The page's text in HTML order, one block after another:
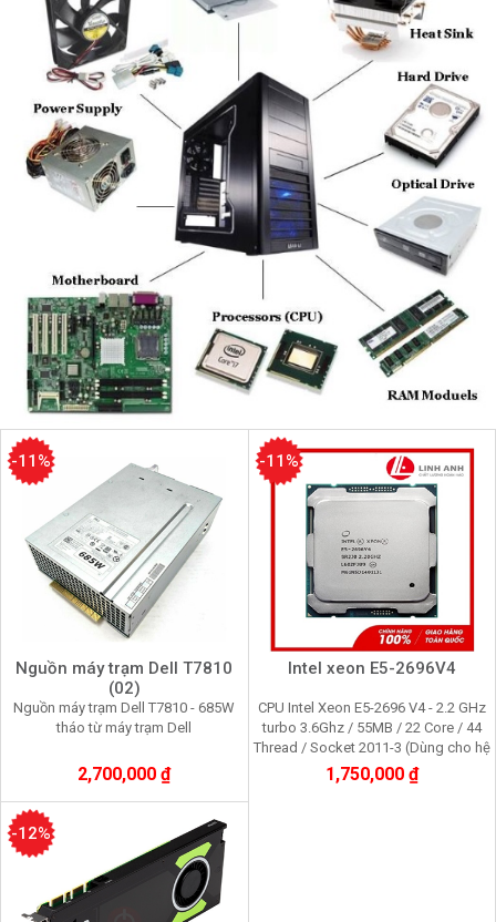
Nguồn máy trạm Dell T7810
(02)
Nguồn máy trạm Dell T7810 - 685W
tháo từ máy trạm Dell
2,700,000 ₫
-11%
Intel xeon E5-2696V4
CPU Intel Xeon E5-2696 V4 - 2.2 GHz
turbo 3.6Ghz / 55MB / 22 Core / 44
Thread / Socket 2011-3 (Dùng cho hệ
thống máy trạm, máy chủ)
1,750,000 ₫
-11%
-12%